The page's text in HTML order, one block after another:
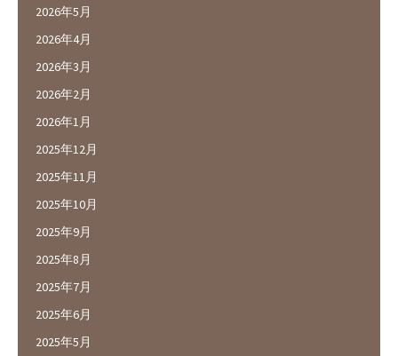
2026年5月
2026年4月
2026年3月
2026年2月
2026年1月
2025年12月
2025年11月
2025年10月
2025年9月
2025年8月
2025年7月
2025年6月
2025年5月